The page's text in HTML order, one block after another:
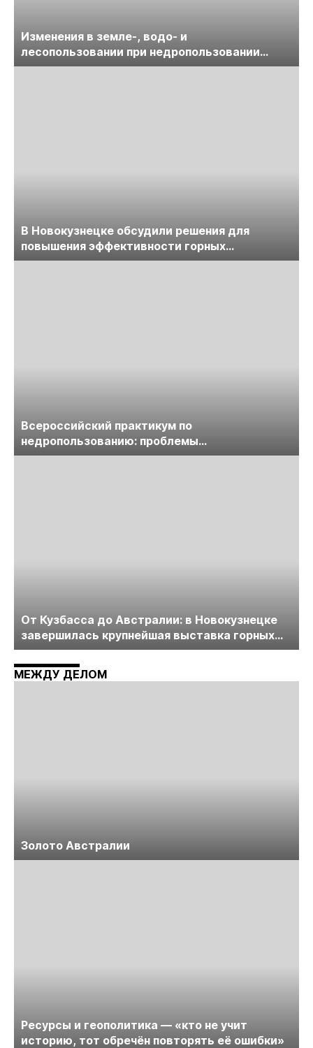
Изменения в земле-, водо- и
лесопользовании при недропользовании
обсудят на семинаре «ПравоТЭК»
В Новокузнецке обсудили решения для
повышения эффективности горных
предприятий
Всероссийский практикум по
недропользованию: проблемы
лицензирования, цифровизации, экспертизы
От Кузбасса до Австралии: в Новокузнецке
завершилась крупнейшая выставка горных
технологий «Недра России. Уголь России и
Майнинг»
МЕЖДУ ДЕЛОМ
Золото Австралии
Ресурсы и геополитика — «кто не учит
историю, тот обречён повторять её ошибки»